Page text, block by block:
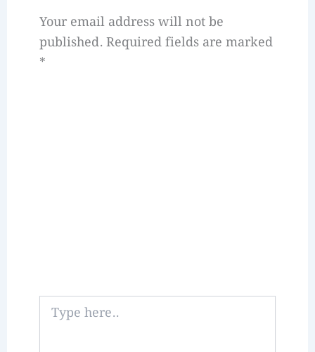
Your email address will not be
published. Required fields are marked
*
here..